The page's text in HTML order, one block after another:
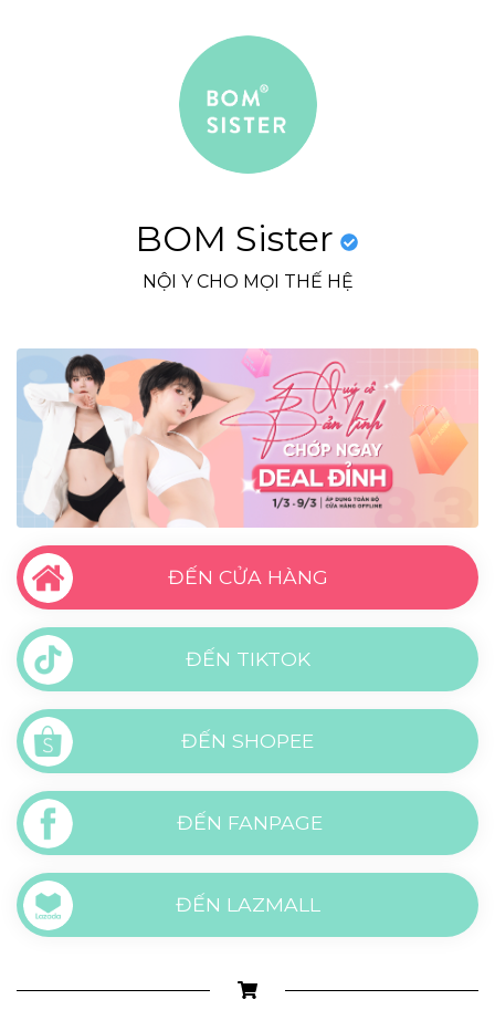
BOM Sister
NỘI Y CHO MỌI THẾ HỆ
ĐẾN CỬA HÀNG
ĐẾN TIKTOK
ĐẾN SHOPEE
ĐẾN FANPAGE
ĐẾN LAZMALL